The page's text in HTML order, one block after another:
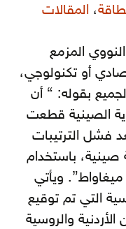
، المقالات
المزمع
أو تكنولوجي،
بقوله: “ أن
الصينية قطعت
فشل الترتيبات
صينية، باستخدام
مفاعلات صغيرة باستطاعة 220 ميغاواط”. ويأتي
التي تم توقيع
والروسية